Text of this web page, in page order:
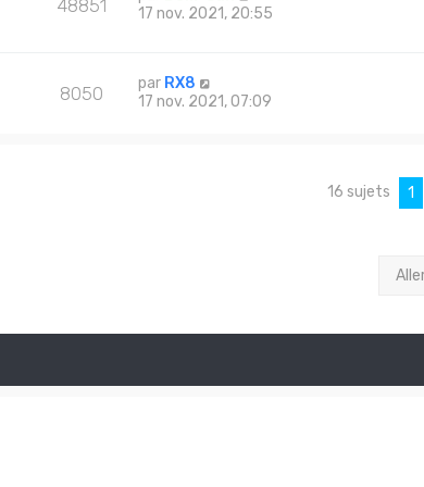
48851
17 nov. 2021, 20:55
8050 par RX8
17 nov. 2021, 07:09
16 sujets 1